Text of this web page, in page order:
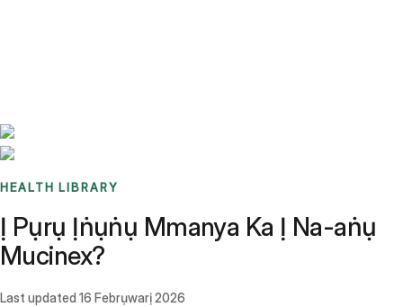
HEALTH LIBRARY
Ị Pụrụ Ịṅụṅụ Mmanya Ka Ị Na-aṅụ
Mucinex?
Last updated 16 Febrụwarị 2026